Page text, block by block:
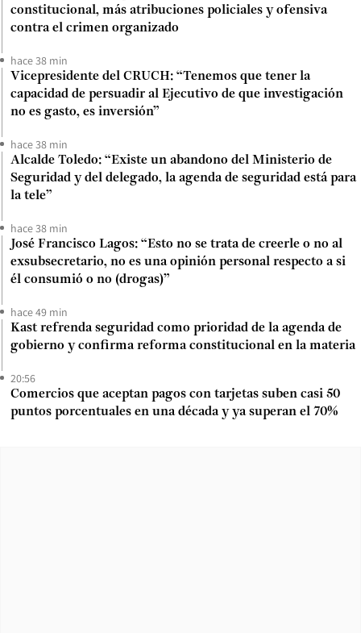
constitucional, más atribuciones policiales y ofensiva
contra el crimen organizado
hace 38 min
Vicepresidente del CRUCH: “Tenemos que tener la
capacidad de persuadir al Ejecutivo de que investigación
no es gasto, es inversión”
hace 38 min
Alcalde Toledo: “Existe un abandono del Ministerio de
Seguridad y del delegado, la agenda de seguridad está para
la tele”
hace 38 min
José Francisco Lagos: “Esto no se trata de creerle o no al
exsubsecretario, no es una opinión personal respecto a si
él consumió o no (drogas)”
hace 49 min
Kast refrenda seguridad como prioridad de la agenda de
gobierno y confirma reforma constitucional en la materia
20:56
Comercios que aceptan pagos con tarjetas suben casi 50
puntos porcentuales en una década y ya superan el 70%